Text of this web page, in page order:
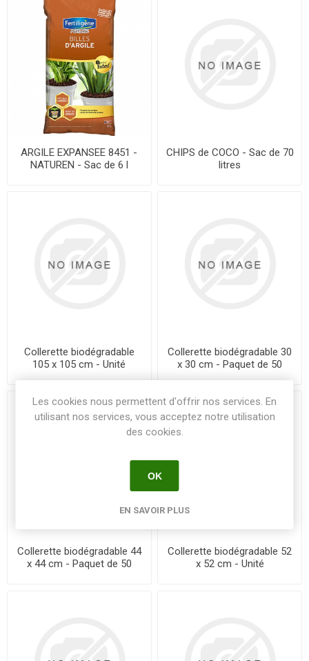
ARGILE EXPANSEE 8451 -
NATUREN - Sac de 6 l
CHIPS de COCO - Sac de 70
litres
Collerette biodégradable
105 x 105 cm - Unité
Collerette biodégradable 30
x 30 cm - Paquet de 50
Collerette biodégradable 44
x 44 cm - Paquet de 50
Collerette biodégradable 52
x 52 cm - Unité
Les cookies nous permettent d'offrir nos services. En
utilisant nos services, vous acceptez notre utilisation
des cookies.
OK
EN SAVOIR PLUS